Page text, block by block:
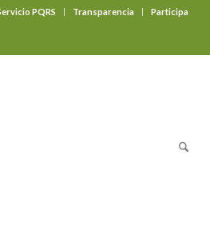
PQRS Transparencia Participa